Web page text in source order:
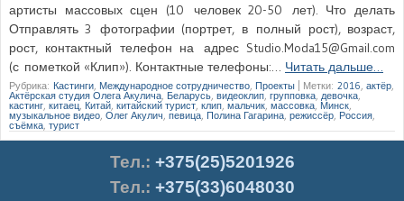
артисты массовых сцен (10 человек 20-50 лет). Что делать
Отправлять 3 фотографии (портрет, в полный рост), возраст,
рост, контактный телефон на адрес Studio.Moda15@Gmail.com
(с пометкой «Клип»). Контактные телефоны:… Читать дальше…
Рубрика: Кастинги Международное сотрудничество Проекты Метки: 2016 актёр
Актёрская студия Олега Акулича Беларусь видеоклип групповка девочка
кастинг китаец, Китай китайский турист, клип мальчик массовка, Минск
музыкальное видео Олег Акулич певица Полина Гагарина режиссёр Россия
съёмка турист
Тел.: +375(25)5201926
Тел.: +375(33)6048030